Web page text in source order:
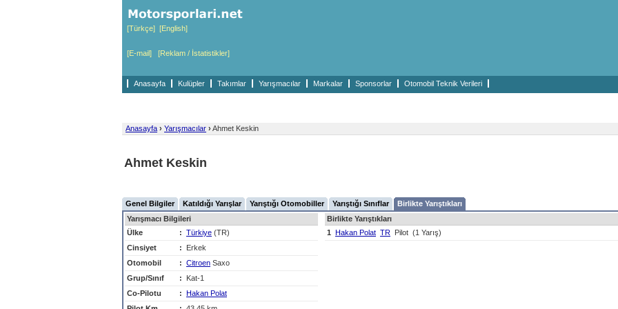
[Türkçe] [English]
[E-mail] [Reklam / İstatistikler]
Anasayfa Kulüpler Takımlar Yarışmacılar Markalar Sponsorlar Otomobil Teknik Verileri
Anasayfa › Yarışmacılar › Ahmet Keskin
Ahmet Keskin
Genel Bilgiler Katıldığı Yarışlar Yarıştığı Otomobiller Yarıştığı Sınıflar
Birlikte Yarıştıkları
Yarışmacı Bilgileri
Ülke
: Türkiye (TR)
Cinsiyet
:
Erkek
Otomobil
: Citroen Saxo
Grup/Sınıf
:
Kat-1
Co-Pilotu
: Hakan Polat
Birlikte Yarıştıkları
1 Hakan Polat TR Pilot (1 Yarış)